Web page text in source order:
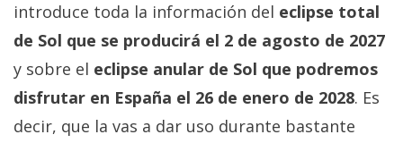
introduce toda la información del eclipse total
de Sol que se producirá el 2 de agosto de 2027
y sobre el eclipse anular de Sol que podremos
disfrutar en España el 26 de enero de 2028. Es
decir, que la vas a dar uso durante bastante